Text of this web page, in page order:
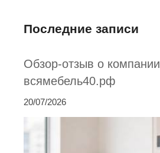
Последние записи
Обзор-отзыв о компании
всямебель40.рф
20/07/2026